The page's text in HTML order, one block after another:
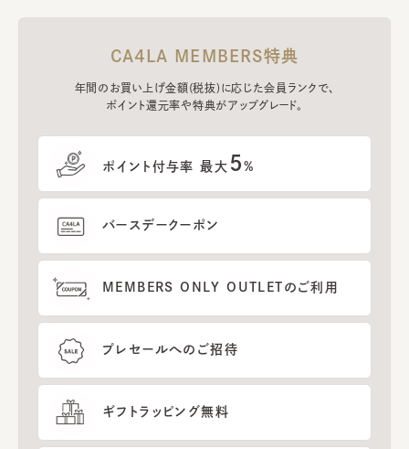
CA4LA MEMBERS特典
年間のお買い上げ金額(税抜)に応じた会員ランクで、
ポイント還元率や特典がアップグレード。
ポイント付与率 最大 5%
バースデークーポン
MEMBERS ONLY OUTLETのご利用
プレセールへのご招待
ギフトラッピング無料